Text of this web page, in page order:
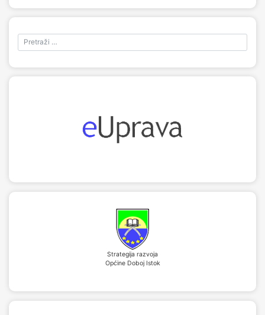
Strategija razvoja
Općine Doboj Istok